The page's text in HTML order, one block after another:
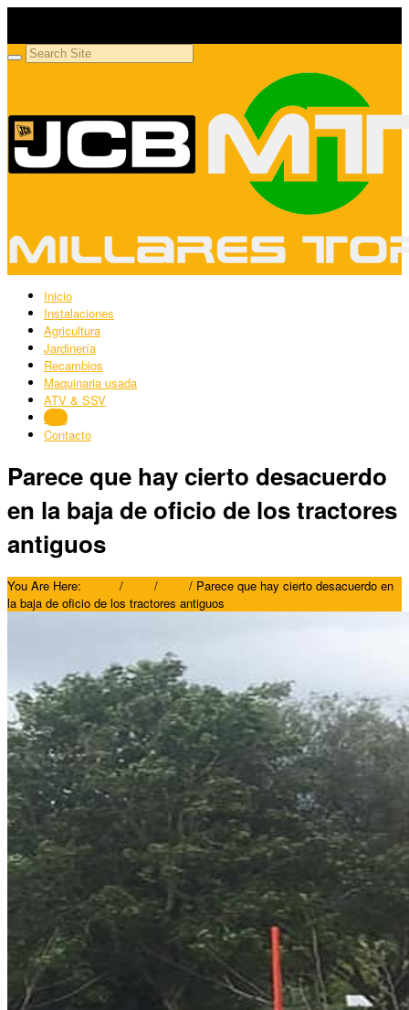
Inicio
Instalaciones
Agricultura
Jardinería
Recambios
Maquinaria usada
ATV & SSV
Blog
Contacto
Parece que hay cierto desacuerdo
en la baja de oficio de los tractores
antiguos
You Are Here: / / / Parece que hay cierto desacuerdo en
la baja de oficio de los tractores antiguos